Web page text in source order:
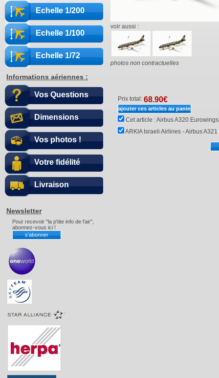
Echelle 1/200
Echelle 1/100
Echelle 1/72
Informations aériennes :
Vos Questions
Dimensions
Vos photos !
Votre fidélité
Livraison
Newsletter
Pour recevoir "la p'tite info de l'air",
abonnez-vous ici !
voir aussi :
photos non contractuelles
Prix total: 68.90€
Cet article :Airbus A320
ARKIA Israeli Airlines - Airbus